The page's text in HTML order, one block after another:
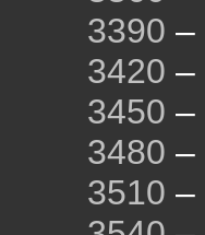
3390 –
3420 –
3450 –
3480 –
3510 –